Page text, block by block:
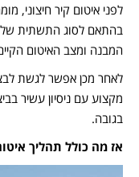
לפני איטום קיר חיצוני,
בהתאם לסוג התשתית
המבנה ומצב האיטום
לאחר מכן אפשר לגשת
מקצוע עם ניסיון עשיר
בגובה.
אז מה כולל תהליך